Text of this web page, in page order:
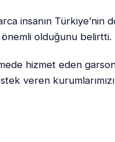
insanın Türkiye’nin
olduğunu belirtti.
hizmet eden
veren